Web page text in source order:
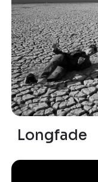
Longfade